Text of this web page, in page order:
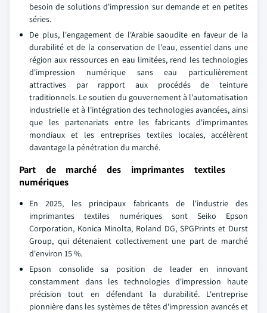
besoin de solutions d'impression sur demande et en petites
séries.
De plus, l'engagement de l'Arabie saoudite en faveur de la
durabilité et de la conservation de l'eau, essentiel dans une
région aux ressources en eau limitées, rend les technologies
d'impression numérique sans eau particulièrement
attractives par rapport aux procédés de teinture
traditionnels. Le soutien du gouvernement à l'automatisation
industrielle et à l'intégration des technologies avancées, ainsi
que les partenariats entre les fabricants d'imprimantes
mondiaux et les entreprises textiles locales, accélèrent
davantage la pénétration du marché.
Part de marché des imprimantes textiles
numériques
En 2025, les principaux fabricants de l'industrie des
imprimantes textiles numériques sont Seiko Epson
Corporation, Konica Minolta, Roland DG, SPGPrints et Durst
Group, qui détenaient collectivement une part de marché
d'environ 15 %.
Epson consolide sa position de leader en innovant
constamment dans les technologies d'impression haute
précision tout en défendant la durabilité. L'entreprise
pionnière dans les systèmes de têtes d'impression avancés et